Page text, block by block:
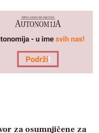
za osumnjičene za